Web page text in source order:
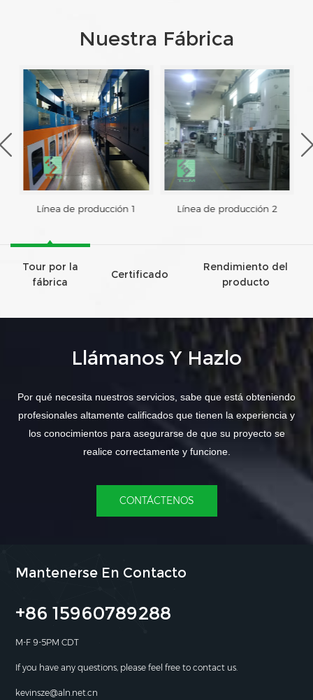
Nuestra Fábrica
Línea de producción 1 Línea de producción 2
Tour por la
fábrica
Certificado
Rendimiento del
producto
Llámanos Y Hazlo
Por qué necesita nuestros servicios, sabe que está obteniendo
profesionales altamente calificados que tienen la experiencia y
los conocimientos para asegurarse de que su proyecto se
realice correctamente y funcione.
CONTÁCTENOS
Mantenerse En Contacto
+86 15960789288
M-F 9-5PM CDT
If you have any questions, please feel free to contact us.
kevinsze@aln.net.cn